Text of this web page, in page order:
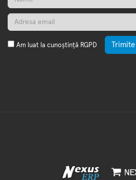
Am luat la cunoștință RGPD Trimite